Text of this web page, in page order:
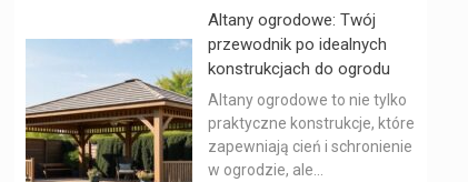
Altany ogrodowe: Twój
przewodnik po idealnych
konstrukcjach do ogrodu
Altany ogrodowe to nie tylko
praktyczne konstrukcje, które
zapewniają cień i schronienie
w ogrodzie, ale...